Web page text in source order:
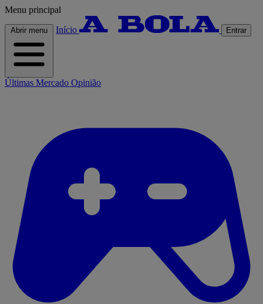
Menu principal
Abrir menu Início Entrar
Últimas Mercado Opinião